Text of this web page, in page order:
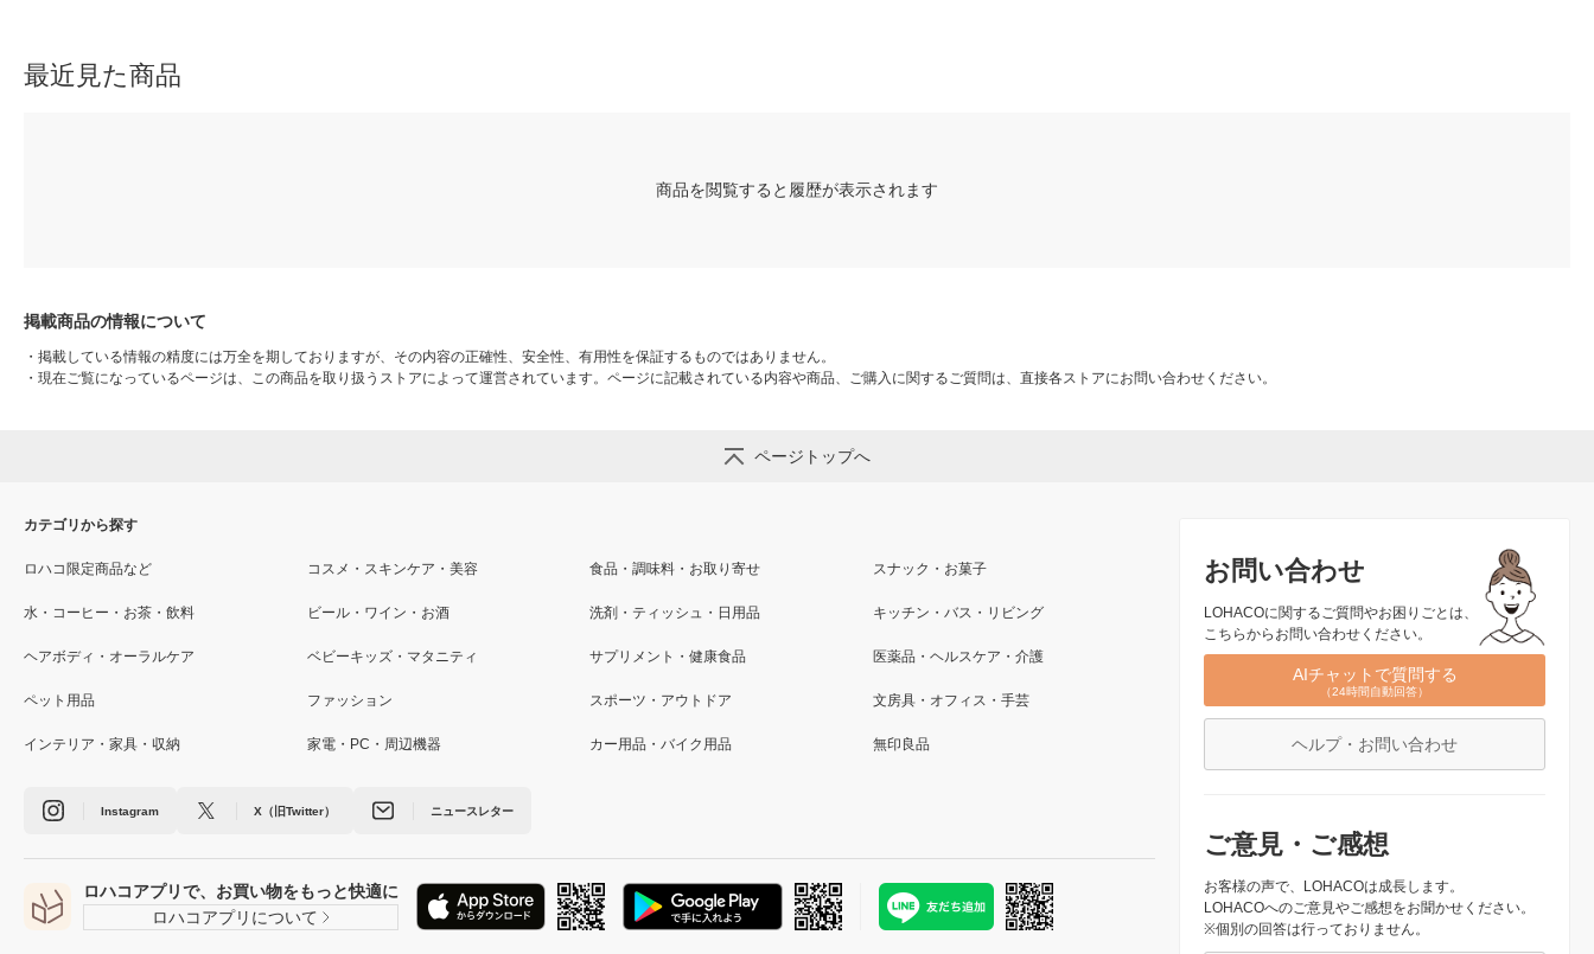
最近見た商品
商品を閲覧すると履歴が表示されます
掲載商品の情報について
・ 掲載している情報の精度には万全を期しておりますが、その内容の正確性、安全性、有用性を保証するものではありません。
・ 現在ご覧になっているページは、この商品を取り扱うストアによって運営されています。ページに記載されている内容や商品、ご購入に関するご質問は、直接各ストアにお問い合わせください。
ページトップへ
お問い合わせ
LOHACOに関するご質問やお困りごとは、
こちらからお問い合わせください。
AIチャットで質問する
（24時間自動回答）
ヘルプ・お問い合わせ
ご意見・ご感想
お客様の声で、LOHACOは成長します。
LOHACOへのご意見やご感想をお聞かせください。
※個別の回答は行っておりません。
カテゴリから探す
ロハコ限定商品など コスメ・スキンケア・美容 食品・調味料・お取り寄せ スナック・お菓子
水・コーヒー・お茶・飲料 ビール・ワイン・お酒 洗剤・ティッシュ・日用品 キッチン・バス・リビング
ヘアボディ・オーラルケア ベビーキッズ・マタニティ サプリメント・健康食品 医薬品・ヘルスケア・介護
ペット用品 ファッション スポーツ・アウトドア 文房具・オフィス・手芸
インテリア・家具・収納 家電・PC・周辺機器 カー用品・バイク用品 無印良品
Instagram X（旧Twitter） ニュースレター
ロハコアプリで、お買い物をもっと快適に
ロハコアプリについて